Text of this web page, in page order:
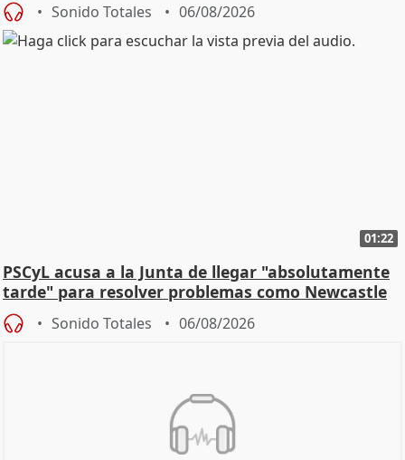
Sonido Totales 06/08/2026
01:22
PSCyL acusa a la Junta de llegar "absolutamente
tarde" para resolver problemas como Newcastle
Sonido Totales 06/08/2026